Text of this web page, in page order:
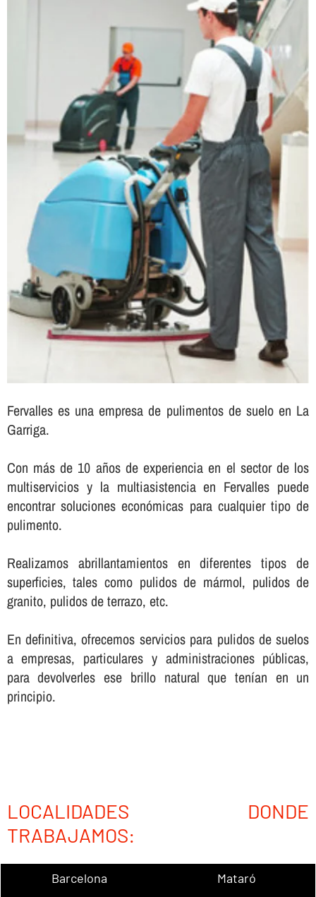
Fervalles es una empresa de pulimentos de suelo en La
Garriga.
Con más de 10 años de experiencia en el sector de los
multiservicios y la multiasistencia en Fervalles puede
encontrar soluciones económicas para cualquier tipo de
pulimento.
Realizamos abrillantamientos en diferentes tipos de
superficies, tales como pulidos de mármol, pulidos de
granito, pulidos de terrazo, etc.
En definitiva, ofrecemos servicios para pulidos de suelos
a empresas, particulares y administraciones públicas,
para devolverles ese brillo natural que tení­an en un
principio.
LOCALIDADES DONDE
TRABAJAMOS:
Barcelona
Mataró